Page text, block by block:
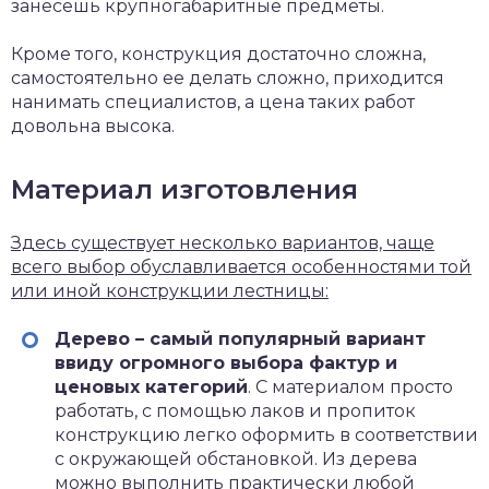
занесешь крупногабаритные предметы.
Кроме того, конструкция достаточно сложна,
самостоятельно ее делать сложно, приходится
нанимать специалистов, а цена таких работ
довольна высока.
Материал изготовления
Здесь существует несколько вариантов, чаще
всего выбор обуславливается особенностями той
или иной конструкции лестницы:
Дерево – самый популярный вариант
ввиду огромного выбора фактур и
ценовых категорий. С материалом просто
работать, с помощью лаков и пропиток
конструкцию легко оформить в соответствии
с окружающей обстановкой. Из дерева
можно выполнить практически любой